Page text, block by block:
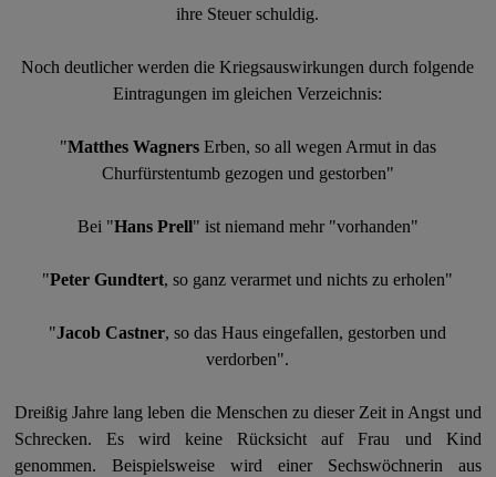
ihre Steuer schuldig.
Noch deutlicher werden die Kriegsauswirkungen durch folgende
Eintragungen im gleichen Verzeichnis:
"Matthes WagnersErben, so all wegen Armut in das
Churfürstentumb gezogen und gestorben"
Bei "Hans Prell" ist niemand mehr "vorhanden"
"Peter Gundtert, so ganz verarmet und nichts zu erholen"
"Jacob Castner, so das Haus eingefallen, gestorben und
verdorben".
Dreißig Jahre lang leben die Menschen zu dieser Zeit in Angst und
Schrecken. Es wird keine Rücksicht auf Frau und Kind
genommen. Beispielsweise wird einer Sechswöchnerin aus